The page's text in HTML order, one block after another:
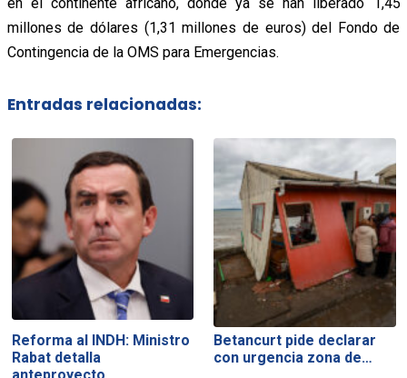
millones de dólares (1,31 millones de euros) del Fondo de
Contingencia de la OMS para Emergencias.
Entradas relacionadas:
Reforma al INDH: Ministro
Rabat detalla
Betancurt pide declarar
con urgencia zona de…